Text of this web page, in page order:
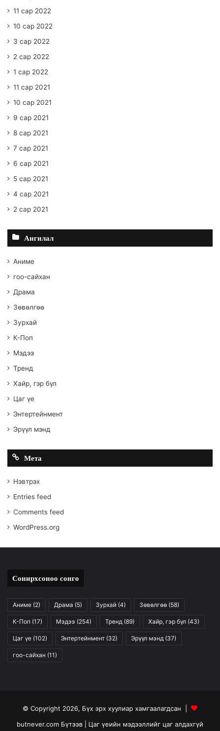
11 сар 2022
10 сар 2022
3 сар 2022
2 сар 2022
1 сар 2022
11 сар 2021
10 сар 2021
9 сар 2021
8 сар 2021
7 сар 2021
6 сар 2021
5 сар 2021
4 сар 2021
2 сар 2021
Ангилал
Аниме
гоо-сайхан
Драма
Зөвөлгөө
Зурхай
К-Поп
Мэдээ
Тренд
Хайр, гэр бүл
Цаг үе
Энтертейнмент
Эрүүл мэнд
Мета
Нэвтрэх
Entries feed
Comments feed
WordPress.org
Сонирхсоноо сонго
Аниме (2) Драма (5) Зурхай (4) Зөвөлгөө (58)
К-Поп (17) Мэдээ (254) Тренд (89) Хайр, гэр бүл (43)
Цаг үе (102) Энтертейнмент (32) Эрүүл мэнд (37)
гоо-сайхан (11)
© Copyright 2026, Бүх эрх хуулиар хамгаалагдсан |
butnever.com Бүтээв | Цаг үеийн мэдээллийг цаг алдахгүй